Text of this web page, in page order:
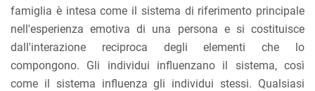
famiglia è intesa come il sistema di riferimento principale
nell'esperienza emotiva di una persona e si costituisce
dall'interazione reciproca degli elementi che lo
compongono. Gli individui influenzano il sistema, così
come il sistema influenza gli individui stessi. Qualsiasi